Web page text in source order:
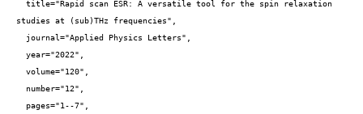
studies at (sub)THz frequencies",